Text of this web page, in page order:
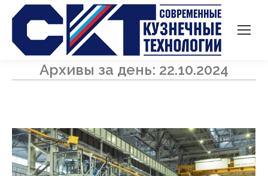
Архивы за день: 22.10.2024